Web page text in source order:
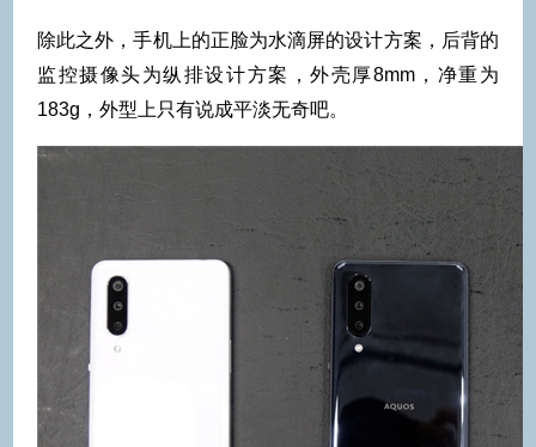
除此之外，手机上的正脸为水滴屏的设计方案，后背的
监控摄像头为纵排设计方案，外壳厚8mm，净重为
183g，外型上只有说成平淡无奇吧。